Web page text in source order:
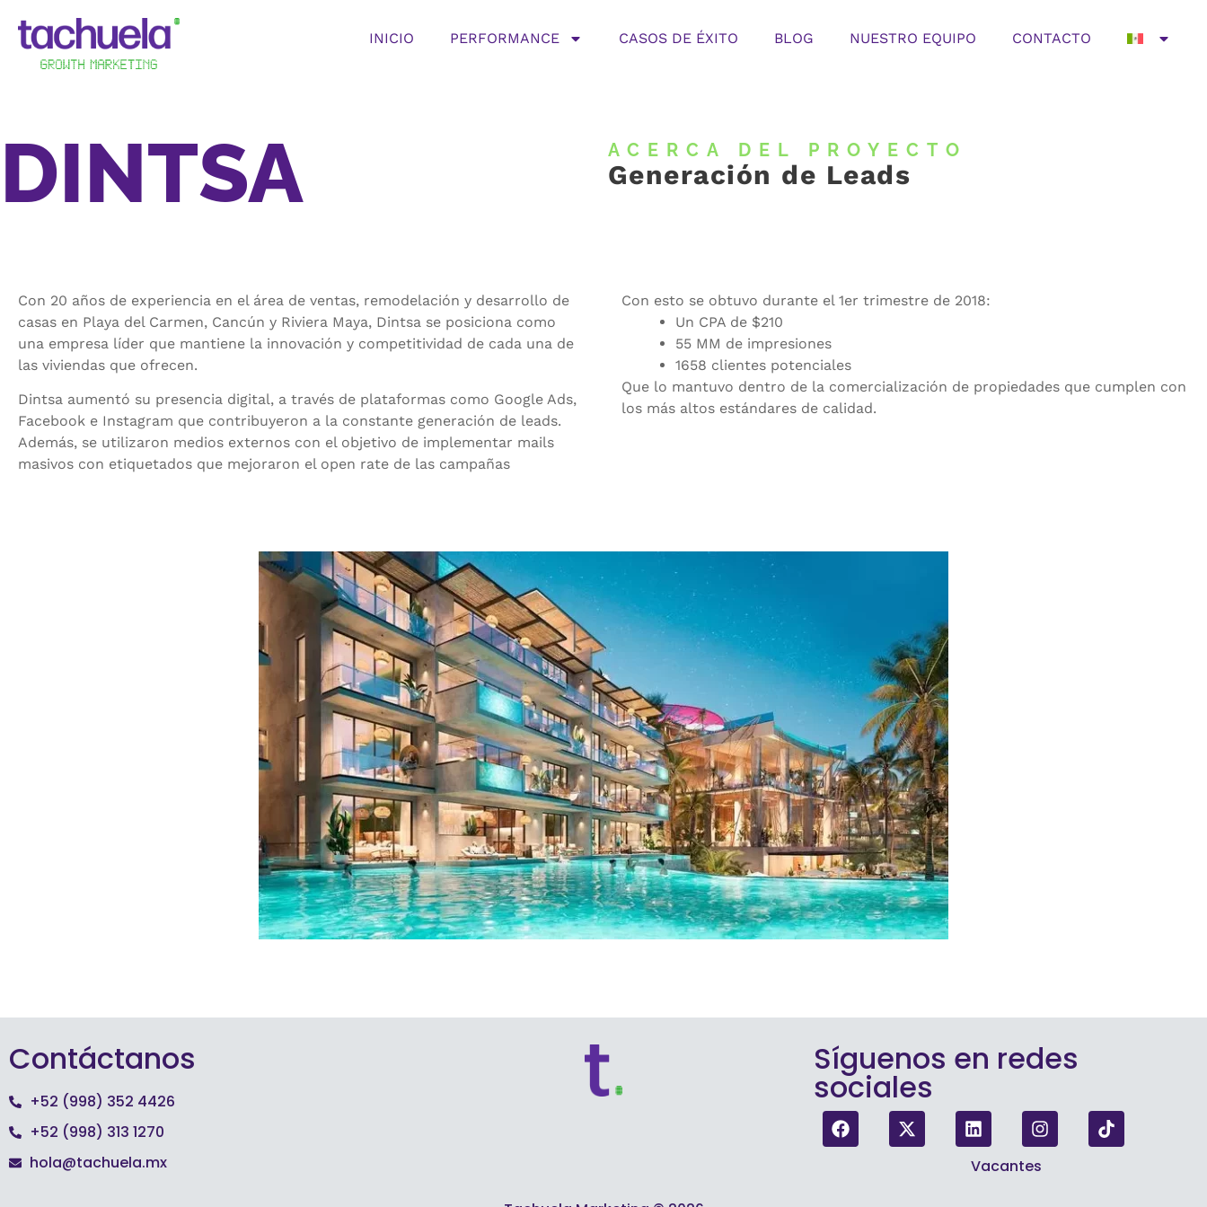
INICIO PERFORMANCE CASOS DE ÉXITO BLOG NUESTRO EQUIPO CONTACTO
DINTSA ACERCA DEL PROYECTO
Generación de Leads
Con 20 años de experiencia en el área de ventas, remodelación y desarrollo de
casas en Playa del Carmen, Cancún y Riviera Maya, Dintsa se posiciona como
una empresa líder que mantiene la innovación y competitividad de cada una de
las viviendas que ofrecen.
Dintsa aumentó su presencia digital, a través de plataformas como Google Ads,
Facebook e Instagram que contribuyeron a la constante generación de leads.
Además, se utilizaron medios externos con el objetivo de implementar mails
masivos con etiquetados que mejoraron el open rate de las campañas
Con esto se obtuvo durante el 1er trimestre de 2018:
Un CPA de $210
55 MM de impresiones
1658 clientes potenciales
Que lo mantuvo dentro de la comercialización de propiedades que cumplen con
los más altos estándares de calidad.
Contáctanos
+52 (998) 352 4426
+52 (998) 313 1270
hola@tachuela.mx
Síguenos en redes
sociales
Vacantes